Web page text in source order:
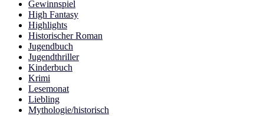
Gewinnspiel
High Fantasy
Highlights
Historischer Roman
Jugendbuch
Jugendthriller
Kinderbuch
Krimi
Lesemonat
Liebling
Mythologie/historisch